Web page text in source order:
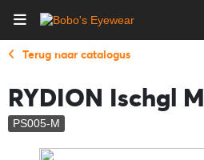
Terug naar catalogus
RYDION Ischgl M
PS005-M